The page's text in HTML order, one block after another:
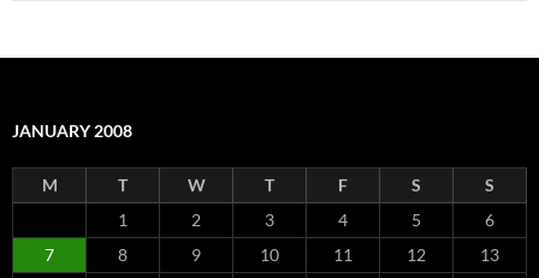
JANUARY 2008
M T W T F S
S
1
2 3 4 5
6
7
8 9 10 11 12
13